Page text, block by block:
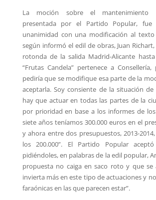
La moción sobre el mantenimiento
presentada por el Partido Popular, fue
unanimidad con una modificación al
según informó el edil de obras, Juan
rotonda de la salida Madrid-Alicante
“Frutas Candela” pertenece a
pediría que se modifique esa parte de la
aceptarla. Soy consiente de la situación de
hay que actuar en todas las partes de la
por prioridad en base a los informes de
siete años teníamos 300.000 euros en el
y ahora entre dos presupuestos, 2013-
los 200.000”. El Partido Popular
pidiéndoles, en palabras de la edil popular,
propuesta no caiga en saco roto y que se
invierta más en este tipo de actuaciones y
faraónicas en las que parecen estar”.